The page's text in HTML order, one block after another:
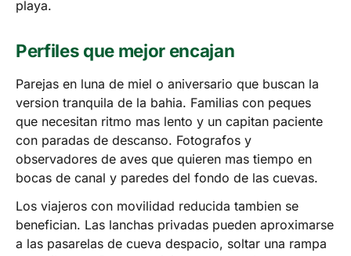
playa.
Perfiles que mejor encajan
Parejas en luna de miel o aniversario que buscan la
version tranquila de la bahia. Familias con peques
que necesitan ritmo mas lento y un capitan paciente
con paradas de descanso. Fotografos y
observadores de aves que quieren mas tiempo en
bocas de canal y paredes del fondo de las cuevas.
Los viajeros con movilidad reducida tambien se
benefician. Las lanchas privadas pueden aproximarse
a las pasarelas de cueva despacio, soltar una rampa